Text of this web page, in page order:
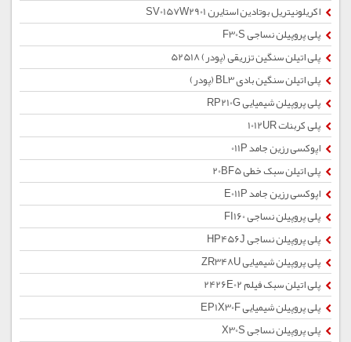
اکریلونیتریل بوتادین استایرن SV0157W2901
پلی پروپیلن نساجی F30S
پلی اتیلن سنگین تزریقی (پودر) 52518
پلی اتیلن سنگین بادی BL3 (پودر)
پلی پروپیلن شیمیایی RP210G
پلی کربنات 1012UR
اپوکسی رزین جامد 011P
پلی اتیلن سبک خطی 20BF5
اپوکسی رزین جامد E011P
پلی پروپیلن نساجی FI160
پلی پروپیلن نساجی HP456J
پلی پروپیلن شیمیایی ZR348U
پلی اتیلن سبک فیلم 2426E02
پلی پروپیلن شیمیایی EP1X30F
پلی پروپیلن نساجی X30S